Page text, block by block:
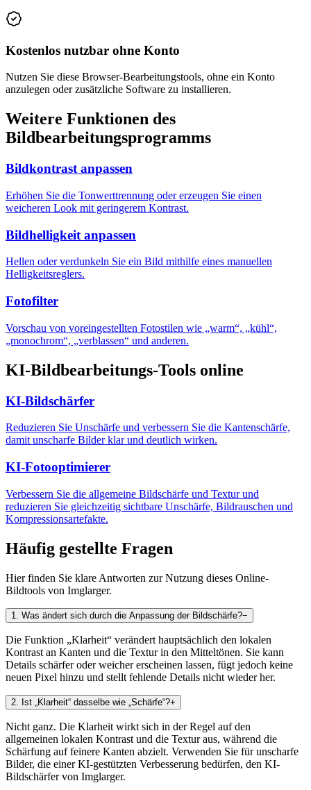
Kostenlos nutzbar ohne Konto
Nutzen Sie diese Browser-Bearbeitungstools, ohne ein Konto
anzulegen oder zusätzliche Software zu installieren.
Weitere Funktionen des
Bildbearbeitungsprogramms
Bildkontrast anpassen
Erhöhen Sie die Tonwerttrennung oder erzeugen Sie einen
weicheren Look mit geringerem Kontrast.
Bildhelligkeit anpassen
Hellen oder verdunkeln Sie ein Bild mithilfe eines manuellen
Helligkeitsreglers.
Fotofilter
Vorschau von voreingestellten Fotostilen wie „warm“, „kühl“,
„monochrom“, „verblassen“ und anderen.
KI-Bildbearbeitungs-Tools online
KI-Bildschärfer
Reduzieren Sie Unschärfe und verbessern Sie die Kantenschärfe,
damit unscharfe Bilder klar und deutlich wirken.
KI-Fotooptimierer
Verbessern Sie die allgemeine Bildschärfe und Textur und
reduzieren Sie gleichzeitig sichtbare Unschärfe, Bildrauschen und
Kompressionsartefakte.
Häufig gestellte Fragen
Hier finden Sie klare Antworten zur Nutzung dieses Online-
Bildtools von Imglarger.
1 Was ändert sich durch die Anpassung der Bildschärfe?−
Die Funktion „Klarheit“ verändert hauptsächlich den lokalen
Kontrast an Kanten und die Textur in den Mitteltönen. Sie kann
Details schärfer oder weicher erscheinen lassen, fügt jedoch keine
neuen Pixel hinzu und stellt fehlende Details nicht wieder her.
2 Ist „Klarheit“ dasselbe wie „Schärfe“?+
Nicht ganz. Die Klarheit wirkt sich in der Regel auf den
allgemeinen lokalen Kontrast und die Textur aus, während die
Schärfung auf feinere Kanten abzielt. Verwenden Sie für unscharfe
Bilder, die einer KI-gestützten Verbesserung bedürfen, den KI-
Bildschärfer von Imglarger.